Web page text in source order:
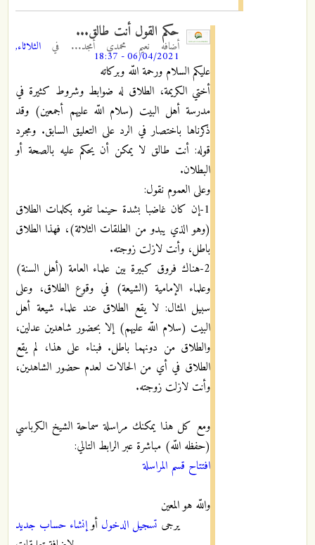
حكم القول أنت طالق...
أضافه نعيم محمدي أمجد... في الثلاثاء,
06/04/2021 - 18:37
عليكم السلام ورحمة اللّه وبركاته
أختي الكريمة، الطلاق له ضوابط وشروط كثيرة في
مدرسة أهل البيت (سلام اللّه عليهم أجمعين) وقد
ذكرناها باختصار في الرد على التعليق السابق. ومجرد
قوله: أنت طالق لا يمكن أن يحكم عليه بالصحة أو
البطلان.
وعلى العموم نقول:
1-إن كان غاضبا بشدة حينما تفوه بكلمات الطلاق
(وهو الذي يبدو من الطلقات الثلاثة)، فهذا الطلاق
باطل، وأنت لازلت زوجته.
2-هناك فروق كبيرة بين علماء العامة (أهل السنة)
وعلماء الإمامية (الشيعة) في وقوع الطلاق، وعلى
سبيل المثال: لا يقع الطلاق عند علماء شيعة أهل
البيت (سلام اللّه عليهم) إلا بحضور شاهدين عدلين،
والطلاق من دونهما باطل. فبناء على هذا، لم يقع
الطلاق في أي من الحالات لعدم حضور الشاهدين،
وأنت لازلت زوجته.
ومع كل هذا يمكنك مراسلة سماحة الشيخ الكرباسي
(حفظه اللّه) مباشرة عبر الرابط التالي:
افتتاح قسم المراسلة
واللّه هو المعين
يرجى تسجيل الدخول أوإنشاء حساب جديد